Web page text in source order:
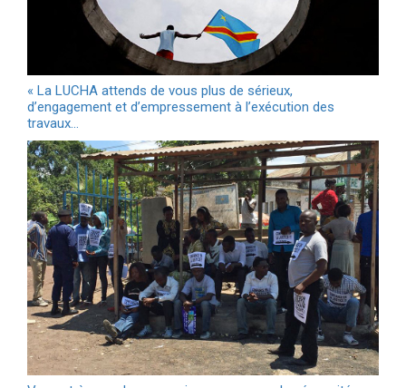
« La LUCHA attends de vous plus de sérieux,
d’engagement et d’empressement à l’exécution des
travaux…